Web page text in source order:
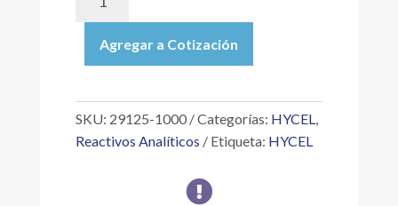
1000
MOLIBDATO
DE
5%
1
Agregar a Cotización
SKU: 29125-1000 Categorías: HYCEL,
Reactivos Analíticos
Etiqueta: HYCEL
